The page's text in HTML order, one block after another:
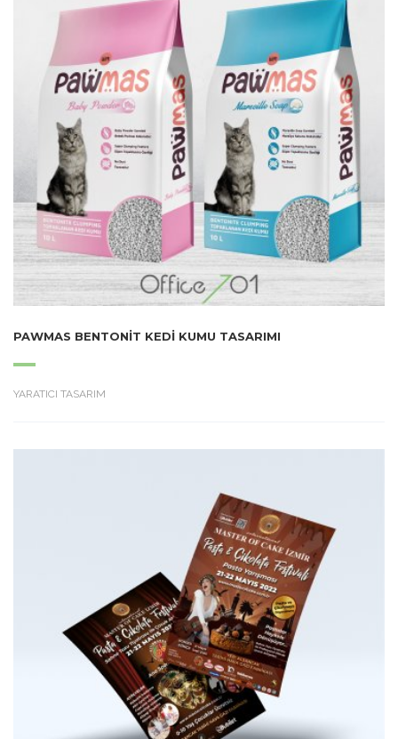
PAWMAS BENTONIT KEDI KUMU TASARIMI
YARATICI TASARIM